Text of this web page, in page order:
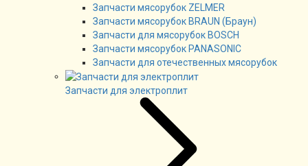
Запчасти мясорубок ZELMER
Запчасти мясорубок BRAUN (Браун)
Запчасти для мясорубок BOSCH
Запчасти мясорубок PANASONIC
Запчасти для отечественных мясорубок
Запчасти для электроплит